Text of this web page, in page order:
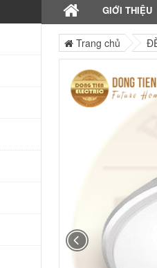
GIỚI THIỆU
Trang chủ